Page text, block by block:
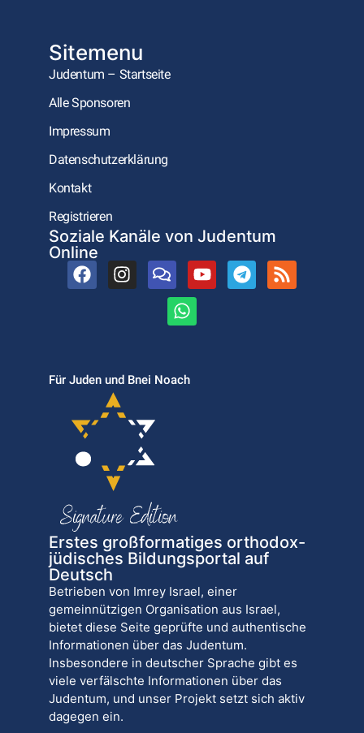
Sitemenu
Judentum – Startseite
Alle Sponsoren
Impressum
Datenschutzerklärung
Kontakt
Registrieren
Soziale Kanäle von Judentum
Online
Für Juden und Bnei Noach
Erstes großformatiges orthodox-
jüdisches Bildungsportal auf
Deutsch
Betrieben von Imrey Israel, einer
gemeinnützigen Organisation aus Israel,
bietet diese Seite geprüfte und authentische
Informationen über das Judentum.
Insbesondere in deutscher Sprache gibt es
viele verfälschte Informationen über das
Judentum, und unser Projekt setzt sich aktiv
dagegen ein.